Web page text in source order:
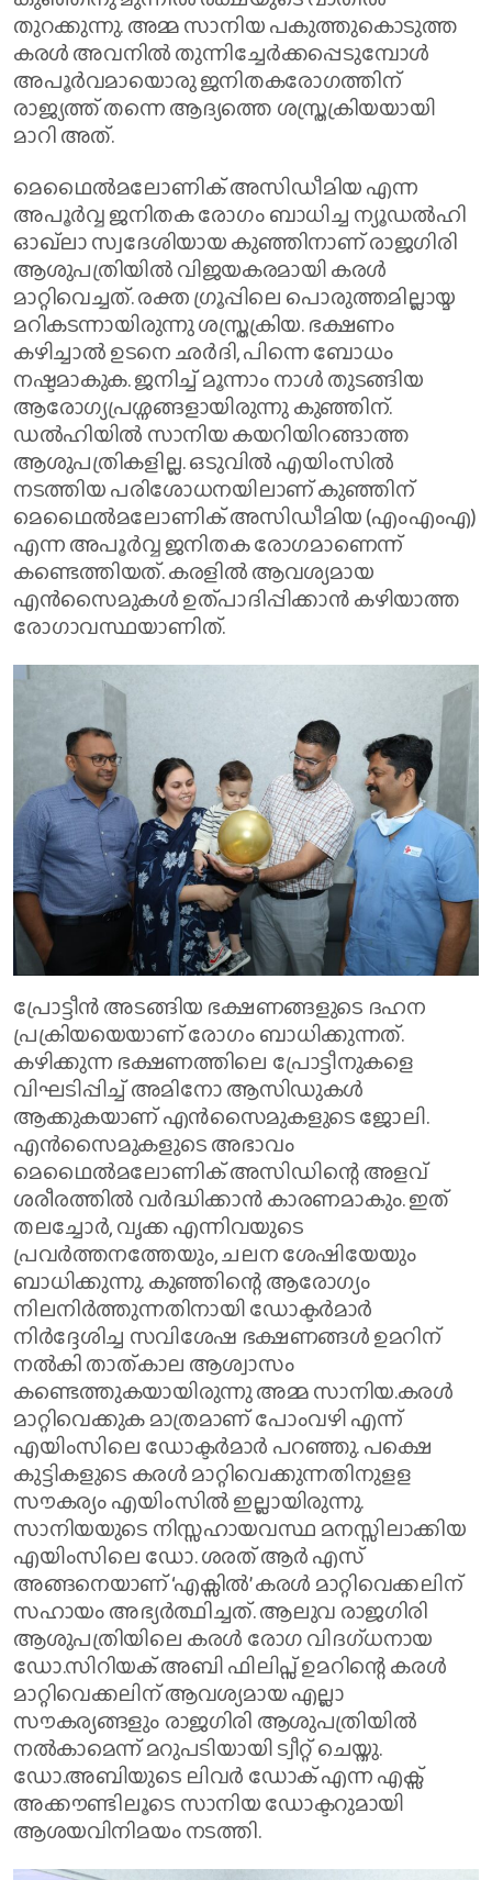
തുറക്കുന്നു. അമ്മ സാനിയ പകുത്തുകൊടുത്ത
കരൾ അവനിൽ തുന്നിച്ചേർക്കപ്പെടുമ്പോൾ
അപൂർവമായൊരു ജനിതകരോഗത്തിന്
രാജ്യത്ത് തന്നെ ആദ്യത്തെ ശസ്ത്രക്രിയയായി
മാറി അത്.
മെഥൈൽമലോണിക് അസിഡീമിയ എന്ന
അപൂർവ്വ ജനിതക രോഗം ബാധിച്ച ന്യൂഡൽഹി
ഓഖ്ലാ സ്വദേശിയായ കുഞ്ഞിനാണ് രാജഗിരി
ആശുപത്രിയിൽ വിജയകരമായി കരൾ
മാറ്റിവെച്ചത്. രക്ത ഗ്രൂപ്പിലെ പൊരുത്തമില്ലായ്മ
മറികടന്നായിരുന്നു ശസ്ത്രക്രിയ. ഭക്ഷണം
കഴിച്ചാൽ ഉടനെ ഛർദി, പിന്നെ ബോധം
നഷ്ടമാകുക. ജനിച്ച് മൂന്നാം നാൾ തുടങ്ങിയ
ആരോഗ്യപ്രശ്നങ്ങളായിരുന്നു കുഞ്ഞിന്.
ഡൽഹിയിൽ സാനിയ കയറിയിറങ്ങാത്ത
ആശുപത്രികളില്ല. ഒടുവിൽ എയിംസിൽ
നടത്തിയ പരിശോധനയിലാണ് കുഞ്ഞിന്
മെഥൈൽമലോണിക് അസിഡീമിയ (എംഎംഎ)
എന്ന അപൂർവ്വ ജനിതക രോഗമാണെന്ന്
കണ്ടെത്തിയത്. കരളിൽ ആവശ്യമായ
എൻസൈമുകൾ ഉത്പാദിപ്പിക്കാൻ കഴിയാത്ത
രോഗാവസ്ഥയാണിത്.
പ്രോട്ടീൻ അടങ്ങിയ ഭക്ഷണങ്ങളുടെ ദഹന
പ്രക്രിയയെയാണ് രോഗം ബാധിക്കുന്നത്.
കഴിക്കുന്ന ഭക്ഷണത്തിലെ പ്രോട്ടീനുകളെ
വിഘടിപ്പിച്ച് അമിനോ ആസിഡുകൾ
ആക്കുകയാണ് എൻസൈമുകളുടെ ജോലി.
എൻസൈമുകളുടെ അഭാവം
മെഥൈൽമലോണിക് അസിഡിന്റെ അളവ്
ശരീരത്തിൽ വർദ്ധിക്കാൻ കാരണമാകും. ഇത്
തലച്ചോർ, വൃക്ക എന്നിവയുടെ
പ്രവർത്തനത്തേയും, ചലന ശേഷിയേയും
ബാധിക്കുന്നു. കുഞ്ഞിന്റെ ആരോഗ്യം
നിലനിർത്തുന്നതിനായി ഡോക്ടർമാർ
നിർദ്ദേശിച്ച സവിശേഷ ഭക്ഷണങ്ങൾ ഉമറിന്
നൽകി താത്കാല ആശ്വാസം
കണ്ടെത്തുകയായിരുന്നു അമ്മ സാനിയ.കരൾ
മാറ്റിവെക്കുക മാത്രമാണ് പോംവഴി എന്ന്
എയിംസിലെ ഡോക്ടർമാർ പറഞ്ഞു. പക്ഷെ
കുട്ടികളുടെ കരൾ മാറ്റിവെക്കുന്നതിനുളള
സൗകര്യം എയിംസിൽ ഇല്ലായിരുന്നു.
സാനിയയുടെ നിസ്സഹായവസ്ഥ മനസ്സിലാക്കിയ
എയിംസിലെ ഡോ. ശരത് ആർ എസ്
അങ്ങനെയാണ് ‘എക്സിൽ’ കരൾ മാറ്റിവെക്കലിന്
സഹായം അഭ്യർത്ഥിച്ചത്. ആലുവ രാജഗിരി
ആശുപത്രിയിലെ കരൾ രോഗ വിദഗ്ധനായ
ഡോ.സിറിയക് അബി ഫിലിപ്സ് ഉമറിന്റെ കരൾ
മാറ്റിവെക്കലിന് ആവശ്യമായ എല്ലാ
സൗകര്യങ്ങളും രാജഗിരി ആശുപത്രിയിൽ
നൽകാമെന്ന് മറുപടിയായി ട്വീറ്റ് ചെയ്തു.
ഡോ.അബിയുടെ ലിവർ ഡോക് എന്ന എക്സ്
അക്കൗണ്ടിലൂടെ സാനിയ ഡോക്ടറുമായി
ആശയവിനിമയം നടത്തി.